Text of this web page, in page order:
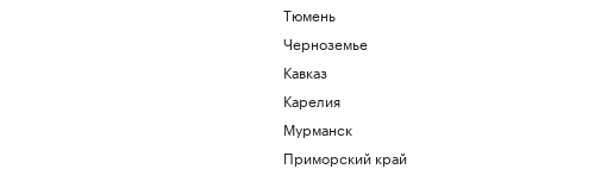
Тюмень
Черноземье
Кавказ
Карелия
Мурманск
Приморский край